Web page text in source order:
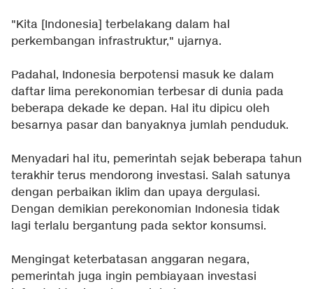
"Kita [Indonesia] terbelakang dalam hal
perkembangan infrastruktur," ujarnya.
Padahal, Indonesia berpotensi masuk ke dalam
daftar lima perekonomian terbesar di dunia pada
beberapa dekade ke depan. Hal itu dipicu oleh
besarnya pasar dan banyaknya jumlah penduduk.
Menyadari hal itu, pemerintah sejak beberapa tahun
terakhir terus mendorong investasi. Salah satunya
dengan perbaikan iklim dan upaya dergulasi.
Dengan demikian perekonomian Indonesia tidak
lagi terlalu bergantung pada sektor konsumsi.
Mengingat keterbatasan anggaran negara,
pemerintah juga ingin pembiayaan investasi